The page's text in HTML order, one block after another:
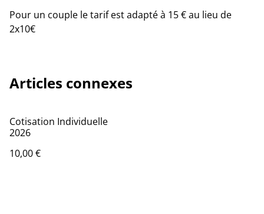
Pour un couple le tarif est adapté à 15 € au lieu de
2x10€
Articles connexes
Cotisation Individuelle
2026
10,00 €